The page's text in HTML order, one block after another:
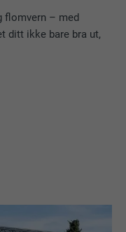
flomvern – med
ditt ikke bare bra ut,
har valgt for
«Følg oss»-vindu.